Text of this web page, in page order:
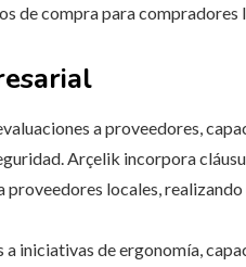
de compra para compradores
a proveedores,
Arçelik incorpora
locales,
iniciativas de ergonomía,